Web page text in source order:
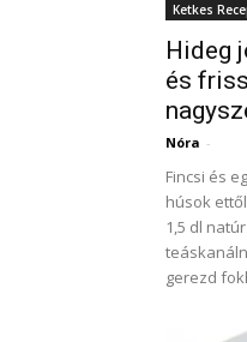
Ketkes
Hideg
és
Nóra -
Fincsi és
húsok
1,5 dl
gerezd